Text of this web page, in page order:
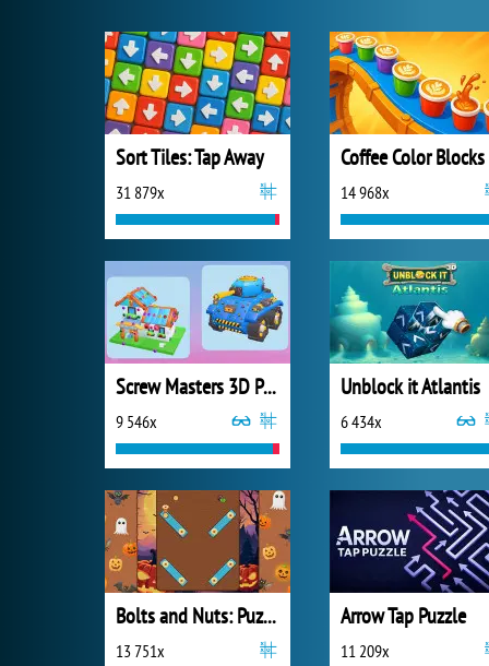
Sort Tiles: Tap Away
31 879x
Coffee Color Blocks
14 968x
Screw Masters 3D Puzzle
9 546x
Unblock it Atlantis
6 434x
Bolts and Nuts: Puzzle
13 751x
Arrow Tap Puzzle
11 209x